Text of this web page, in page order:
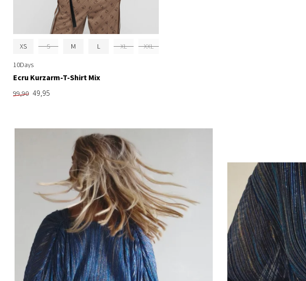
XS S M L XL XXL
10Days
Ecru Kurzarm-T-Shirt Mix
99,90 49,95